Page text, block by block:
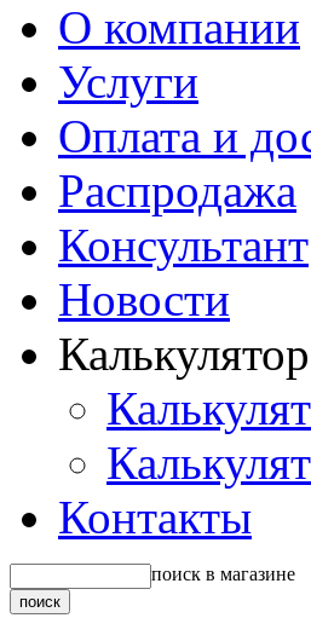
О компании
Услуги
Оплата и
Распродажа
Консультант
Новости
Калькулятор
Контакты
поиск в магазине